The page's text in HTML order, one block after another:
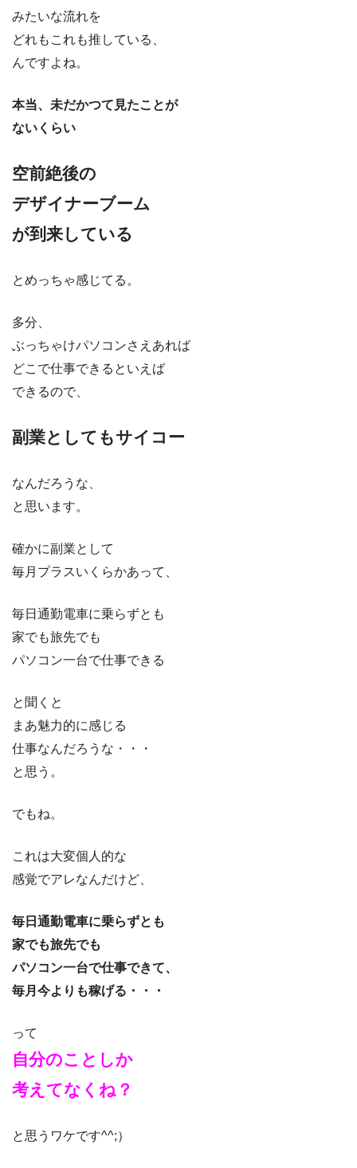
みたいな流れを
どれもこれも推している、
んですよね。
本当、未だかつて見たことが
ないくらい
空前絶後の
デザイナーブーム
が到来している
とめっちゃ感じてる。
多分、
ぶっちゃけパソコンさえあれば
どこで仕事できるといえば
できるので、
副業としてもサイコー
なんだろうな、
と思います。
確かに副業として
毎月プラスいくらかあって、
毎日通勤電車に乗らずとも
家でも旅先でも
パソコン一台で仕事できる
と聞くと
まあ魅力的に感じる
仕事なんだろうな・・・
と思う。
でもね。
これは大変個人的な
感覚でアレなんだけど、
毎日通勤電車に乗らずとも
家でも旅先でも
パソコン一台で仕事できて、
毎月今よりも稼げる・・・
って
自分のことしか
考えてなくね？
と思うワケです^^;）